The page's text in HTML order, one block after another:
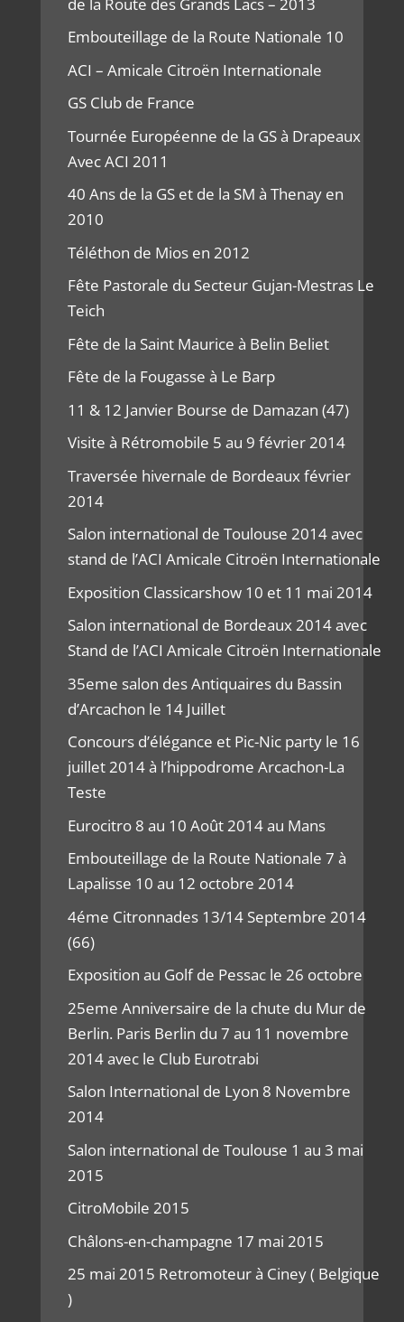
Embouteillage de la Route Nationale 10
ACI – Amicale Citroën Internationale
GS Club de France
Tournée Européenne de la GS à Drapeaux
Avec ACI 2011
40 Ans de la GS et de la SM à Thenay en
2010
Téléthon de Mios en 2012
Fête Pastorale du Secteur Gujan-Mestras Le
Teich
Fête de la Saint Maurice à Belin Beliet
Fête de la Fougasse à Le Barp
11 & 12 Janvier Bourse de Damazan (47)
Visite à Rétromobile 5 au 9 février 2014
Traversée hivernale de Bordeaux février
2014
Salon international de Toulouse 2014 avec
stand de l’ACI Amicale Citroën Internationale
Exposition Classicarshow 10 et 11 mai 2014
Salon international de Bordeaux 2014 avec
Stand de l’ACI Amicale Citroën Internationale
35eme salon des Antiquaires du Bassin
d’Arcachon le 14 Juillet
Concours d’élégance et Pic-Nic party le 16
juillet 2014 à l’hippodrome Arcachon-La
Teste
Eurocitro 8 au 10 Août 2014 au Mans
Embouteillage de la Route Nationale 7 à
Lapalisse 10 au 12 octobre 2014
4éme Citronnades 13/14 Septembre 2014
(66)
Exposition au Golf de Pessac le 26 octobre
25eme Anniversaire de la chute du Mur de
Berlin. Paris Berlin du 7 au 11 novembre
2014 avec le Club Eurotrabi
Salon International de Lyon 8 Novembre
2014
Salon international de Toulouse 1 au 3 mai
2015
CitroMobile 2015
Châlons-en-champagne 17 mai 2015
25 mai 2015 Retromoteur à Ciney ( Belgique
)